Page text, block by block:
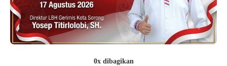
0x dibagikan